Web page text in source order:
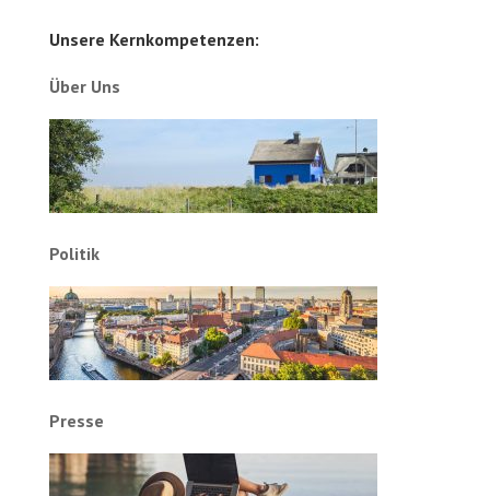
Unsere Kernkompetenzen:
Über Uns
Politik
Presse